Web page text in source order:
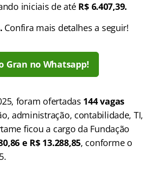
iniciais de até R$ 6.407,39.
Confira mais detalhes a seguir!
Gran no Whatsapp!
foram ofertadas 144 vagas
administração, contabilidade, TI,
ficou a cargo da Fundação
e R$ 13.288,85, conforme o